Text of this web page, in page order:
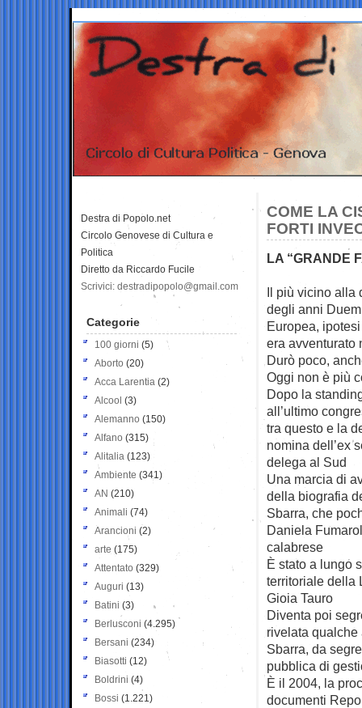
COME LA
FORTI
LA “GRANDE
Il più vicino alla
degli anni
Europea,
era avventurato
Durò poco,
Oggi non è più
Dopo la
all’ultimo
tra questo e la
nomina dell’ex
delega al Sud
Una marcia di
della biografia
Sbarra, che
Daniela
calabrese
È stato a lungo
territoriale della
Gioia Tauro
Diventa poi
rivelata qualche
Sbarra, da
pubblica di
È il 2004, la
documenti
Destra di Popolo.net
Circolo Genovese di Cultura e
Politica
Diretto da Riccardo Fucile
Scrivici: destradipopolo@gmail.com
Categorie
100 giorni (5)
Aborto (20)
Acca Larentia (2)
Alcool (3)
Alemanno (150)
Alfano (315)
Alitalia (123)
Ambiente (341)
AN (210)
Animali (74)
Arancioni (2)
arte (175)
Attentato (329)
Auguri (13)
Batini (3)
Berlusconi (4.295)
Bersani (234)
Biasotti (12)
Boldrini (4)
Bossi (1.221)